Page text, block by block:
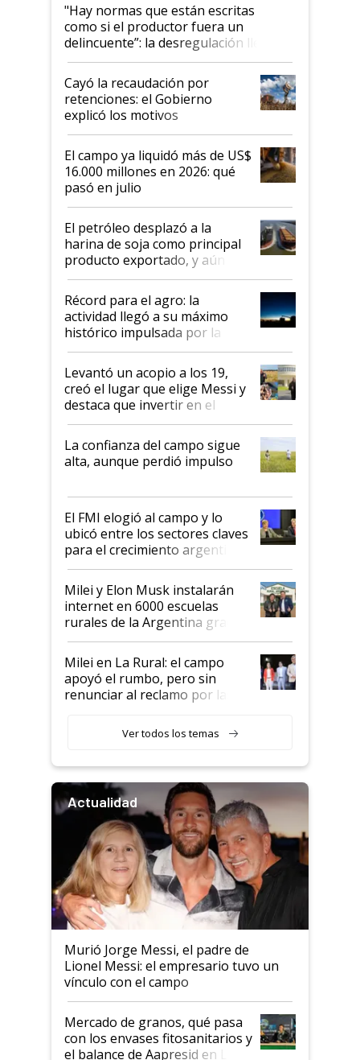
"Hay normas que están escritas
como si el productor fuera un
delincuente”: la desregulación llegó
al Congreso Aapresid y hasta se
habló del financiamiento al IPCVA
Cayó la recaudación por
retenciones: el Gobierno
explicó los motivos
El campo ya liquidó más de US$
16.000 millones en 2026: qué
pasó en julio
El petróleo desplazó a la
harina de soja como principal
producto exportado, y aún así
el agro aportó casi seis de cada
diez dólares y sostuvo el
liderazgo en un semestre
récord
Récord para el agro: la
actividad llegó a su máximo
histórico impulsada por la
cosecha y las exportaciones
Levantó un acopio a los 19,
creó el lugar que elige Messi y
destaca que invertir en el
kirchnerismo era como "darle
plata a un hijo para droga":
Juan Félix Rossetti, el libertario
que de una dura crisis salió
de Milei
La confianza del campo sigue
alta, aunque perdió impulso
El FMI elogió al campo y lo
ubicó entre los sectores claves
para el crecimiento argentino
Milei y Elon Musk instalarán
internet en 6000 escuelas
rurales de la Argentina gracias
a un acuerdo con Starlink
Milei en La Rural: el campo
apoyó el rumbo, pero sin
renunciar al reclamo por las
Ver todos los temas
Actualidad
Murió Jorge Messi, el padre de
Lionel Messi: el empresario tuvo un
vínculo con el campo
Mercado de granos, qué pasa
con los envases fitosanitarios y
el balance de Aapresid en La